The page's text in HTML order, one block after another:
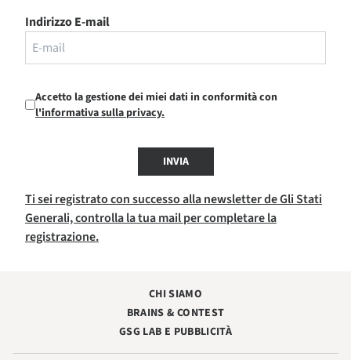
Indirizzo E-mail
Accetto la gestione dei miei dati in conformità con
l'informativa sulla privacy.
INVIA
Ti sei registrato con successo alla newsletter de Gli Stati
Generali, controlla la tua mail per completare la
registrazione.
CHI SIAMO
BRAINS & CONTEST
GSG LAB E PUBBLICITÀ